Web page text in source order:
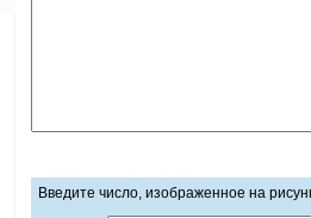
Введите число, изображенное на